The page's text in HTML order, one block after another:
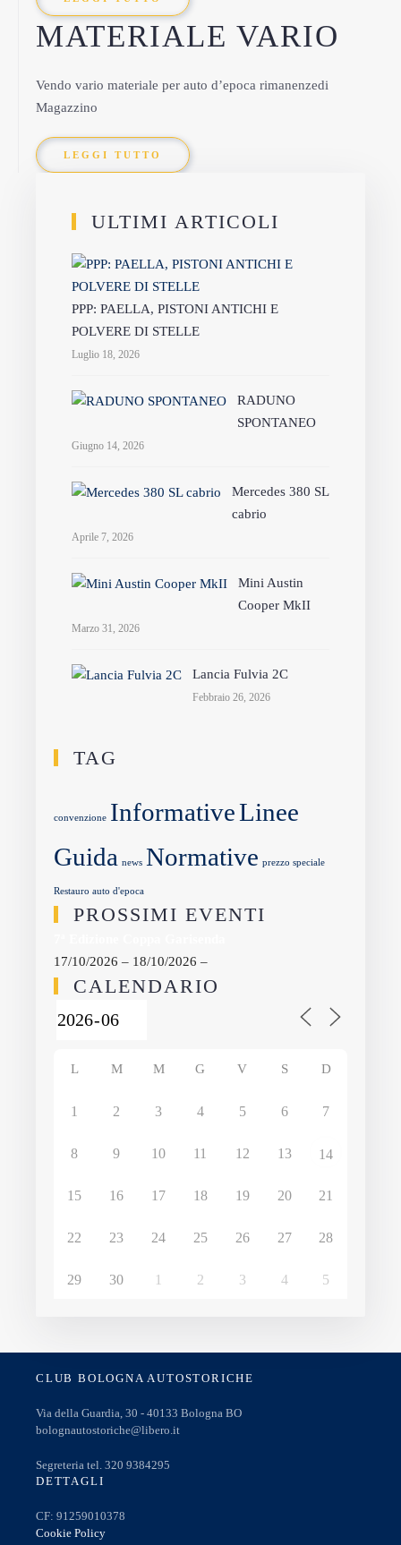
MATERIALE VARIO
Vendo vario materiale per auto d’epoca rimanenzedi
Magazzino
LEGGI TUTTO
ULTIMI ARTICOLI
PPP: PAELLA, PISTONI ANTICHI E
POLVERE DI STELLE
Luglio 18, 2026
RADUNO
SPONTANEO
Giugno 14, 2026
Mercedes 380 SL
cabrio
Aprile 7, 2026
Mini Austin
Cooper MkII
Marzo 31, 2026
Lancia Fulvia 2C
Febbraio 26, 2026
TAG
convenzione InformativeLinee
Guida news Normative prezzo speciale
Restauro auto d'epoca
PROSSIMI EVENTI
17/10/2026 – 18/10/2026 –
CALENDARIO
L M M G V S D
1 2 3 4 5 6 7
8 9 10 11 12 13 14
15 16 17 18 19 20 21
22 23 24 25 26 27 28
29 30 1 2 3 4 5
CLUB BOLOGNA AUTOSTORICHE
Via della Guardia, 30 - 40133 Bologna BO
bolognautostoriche@libero.it
Segreteria tel. 320 9384295
DETTAGLI
CF: 91259010378
Cookie Policy